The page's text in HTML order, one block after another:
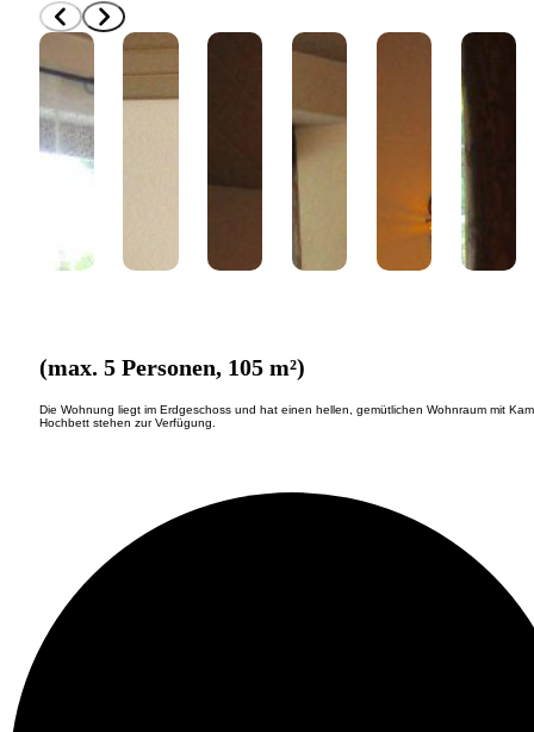
(max. 5 Personen, 105 m²)
Die Wohnung liegt im Erdgeschoss und hat einen hellen, gemütlichen Wohnraum mit
Hochbett stehen zur Verfügung.